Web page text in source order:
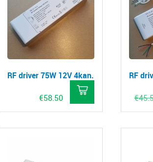
RF driver 75W 12V 4kan.
€58.50
RF
€